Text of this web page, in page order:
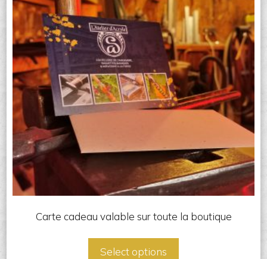
Carte cadeau valable sur toute la boutique
Select options